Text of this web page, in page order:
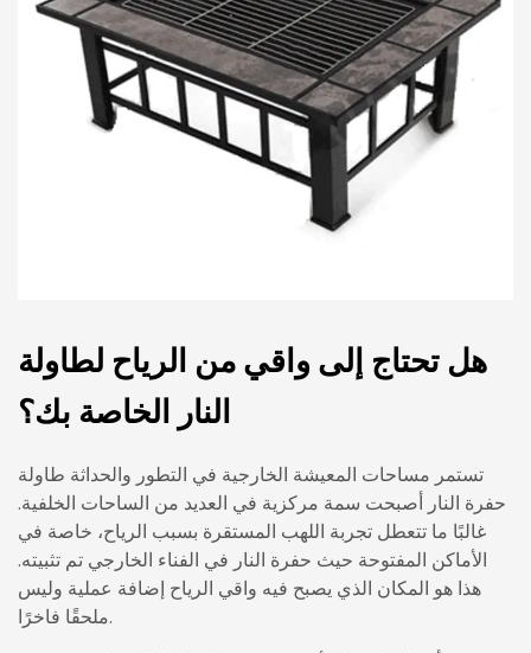
هل تحتاج إلى واقي من الرياح لطاولة
النار الخاصة بك؟
تستمر مساحات المعيشة الخارجية في التطور والحداثة طاولة
حفرة النار
أصبحت سمة مركزية في العديد من الساحات الخلفية.
غالبًا ما تتعطل تجربة اللهب المستقرة بسبب الرياح، خاصة في
الأماكن المفتوحة حيث حفرة النار في الفناء الخارجي تم تثبيته.
هذا هو المكان الذي يصبح فيه واقي الرياح إضافة عملية وليس
ملحقًا فاخرًا.